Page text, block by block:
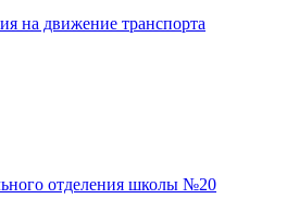
на движение транспорта
отделения школы №20